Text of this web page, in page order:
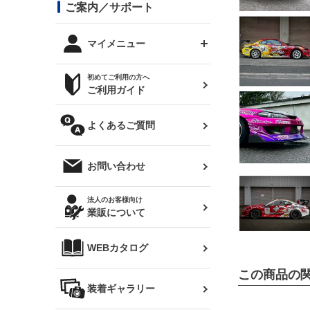
カナード
外装・補修パーツ
オリジンアーム(足回り)
レンズ
マフラー
リアウイング
リアゲート
メンテナンスパーツ
DTM:exclusive
まつど家 鉄八
JZX110 マークⅡ
ハイエース
レビン
トレノ
マークX
クラウン
クラウンマジェスタ
アリスト
シルビア S14 前期
シルビア S15
180SX
ワンビア
Z32 フェアレディZ
RX-7
スバル
BRZ
レクサス
三菱
デリカ D:5
軽自動車
汎用
コンバットアイ用ライト
オプションタイヤ
サマータイヤ
ジムニー用タイヤ
ハイエース・バン用タイ
ホイールナット
ステッカー
トップス(半袖)
トップス(長袖)
パーカー
オーバーオール(つなぎ)
タオル
帽子
バッグ
ご案内／サポート
マイメニュー
ログインする
お気に入りリスト
クーポンを見る
閲覧履歴
ニュースレターお申し込み
初めてご利用の方へ
ご利用ガイド
よくあるご質問
お問い合わせ
法人のお客様向け
業販について
WEBカタログ
装着ギャラリー
この商品の